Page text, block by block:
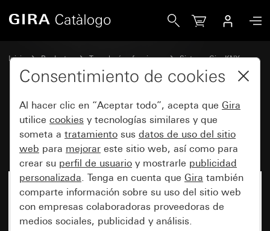
Inicio Productos Tecnología y funciones
Sistema Gira KNX
Gira KNX RF
Interfaz de datos RF (memoria
USB) para KNX
Ya no está disponible
Consentimiento de cookies
Al hacer clic en “Aceptar todo”, acepta que Gira
utilice cookies y tecnologías similares y que
someta a tratamiento sus datos de uso del sitio
web para mejorar este sitio web, así como para
crear su perfil de usuario y mostrarle publicidad
personalizada. Tenga en cuenta que Gira también
comparte información sobre su uso del sitio web
con empresas colaboradoras proveedoras de
medios sociales, publicidad y análisis.